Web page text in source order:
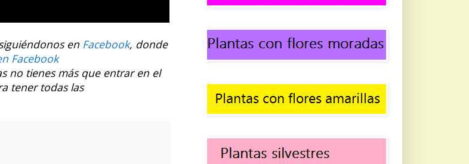
en Facebook, donde
Facebook
no tienes más que entrar en el
tener todas las